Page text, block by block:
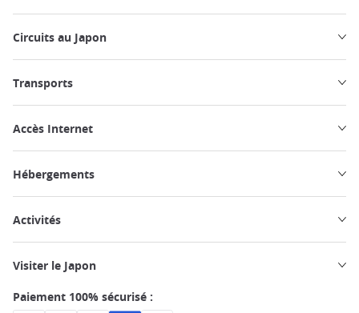
Circuits au Japon
Transports
Accès Internet
Hébergements
Activités
Visiter le Japon
Paiement 100% sécurisé :